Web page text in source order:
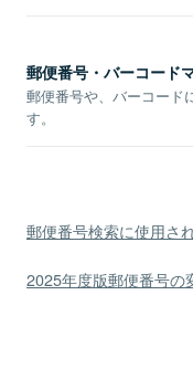
郵便番号・バーコード
郵便番号や、バーコード
す。
郵便番号検索に使用さ
2025年度版郵便番号の